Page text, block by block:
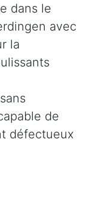
dans le
avec
la
de
défectueux